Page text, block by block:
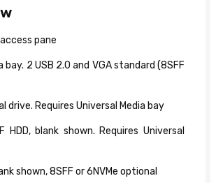
pane
bay. 2 USB 2.0 and VGA standard (8SFF
drive. Requires Universal Media bay
HDD, blank shown. Requires Universal
shown, 8SFF or 6NVMe optional